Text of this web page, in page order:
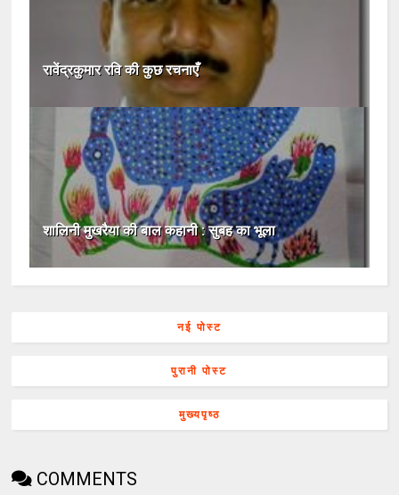
रावेंद्रकुमार रवि की कुछ रचनाएँ
शालिनी मुखरैया की बाल कहानी : सुबह का भूला
नई पोस्ट
पुरानी पोस्ट
मुख्यपृष्ठ
COMMENTS